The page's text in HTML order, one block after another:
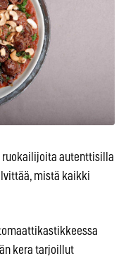
ruokailijoita autenttisilla
mistä kaikki
kera tarjoillut